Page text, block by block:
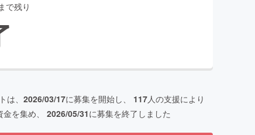
で残り
は、 2026/03/17に募集を開始し、 117人の支援により
金を集め、 2026/05/31に募集を終了しました